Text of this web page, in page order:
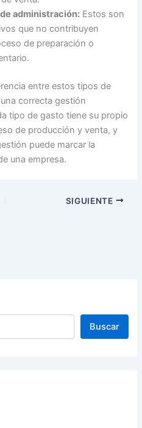
administración: Estos son
que no contribuyen
de preparación o
entre estos tipos de
correcta gestión
tipo de gasto tiene su propio
de producción y venta, y
puede marcar la
una empresa.
SIGUIENTE
Buscar